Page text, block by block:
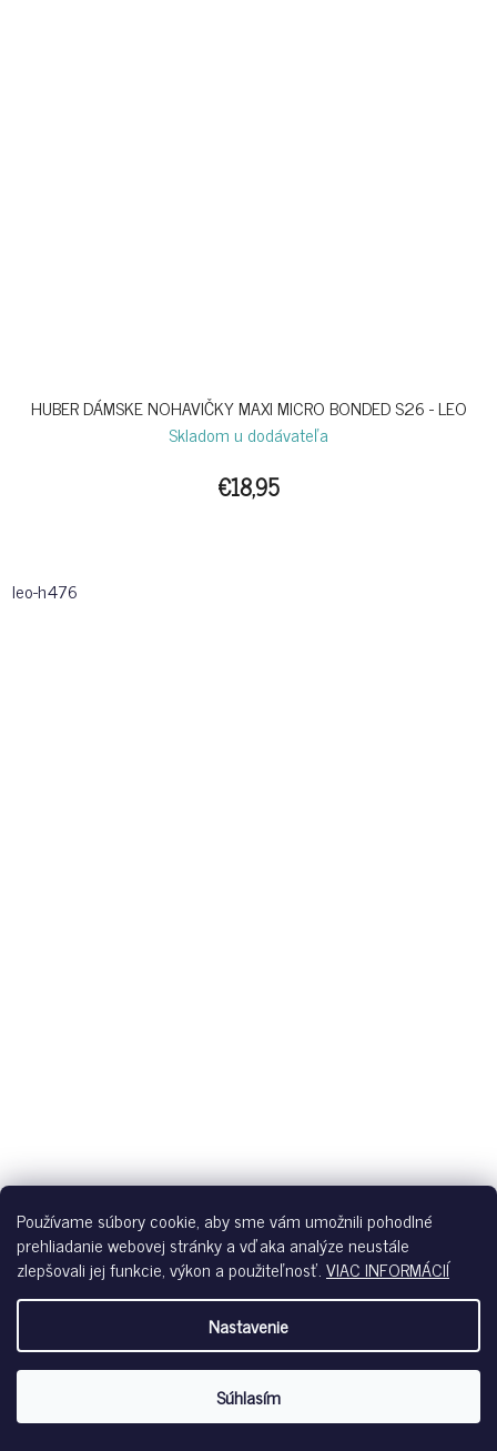
Používame súbory cookie, aby sme vám umožnili pohodlné
prehliadanie webovej stránky a vďaka analýze neustále
zlepšovali jej funkcie, výkon a použiteľnosť.VIAC INFORMÁCIÍ
Nastavenie
Súhlasím
HUBER DÁMSKE NOHAVIČKY MAXI MICRO BONDED S26 - LEO
Skladom u dodávateľa
€18,95
leo-h476
HUBER DÁMSKE NOHAVIČKY TANGA MICRO LACE WX -
STORMY WEATHER
Skladom u dodávateľa